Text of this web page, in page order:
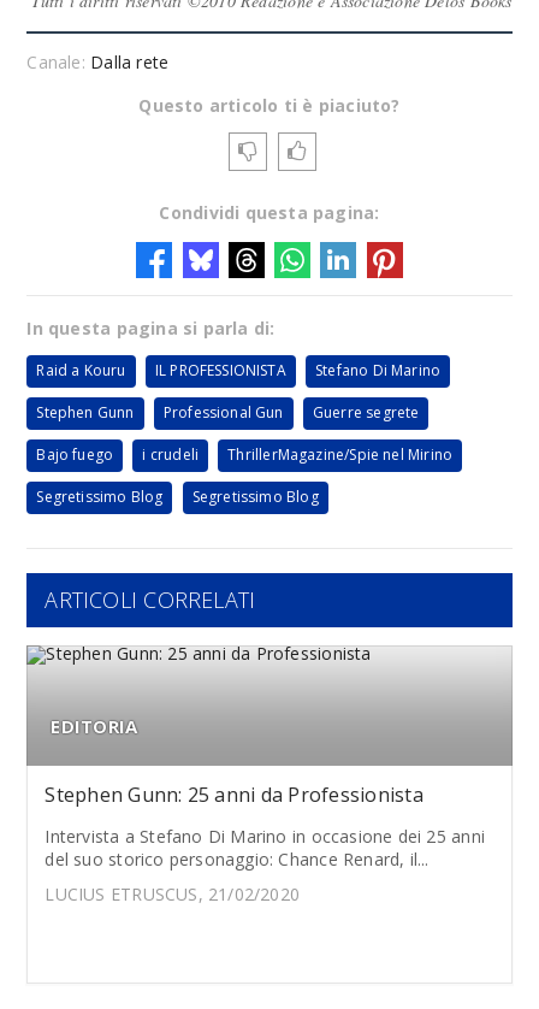
Canale: Dalla rete
Questo articolo ti è piaciuto?
Condividi questa pagina:
In questa pagina si parla di:
Raid a Kouru IL PROFESSIONISTA Stefano Di Marino
Stephen Gunn Professional Gun Guerre segrete
Bajo fuego i crudeli ThrillerMagazine/Spie nel Mirino
Segretissimo Blog Segretissimo Blog
ARTICOLI CORRELATI
EDITORIA
Stephen Gunn: 25 anni da Professionista
Intervista a Stefano Di Marino in occasione dei 25 anni
del suo storico personaggio: Chance Renard, il...
LUCIUS ETRUSCUS, 21/02/2020